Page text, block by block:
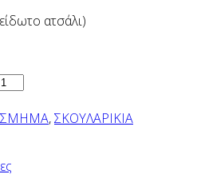
ατσάλι)
,ΣΚΟΥΛΑΡΙΚΙΑ